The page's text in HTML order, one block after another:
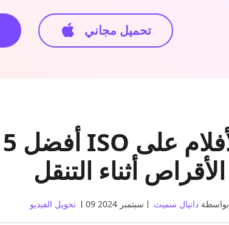
تحميل مجاني
الأقراص أثناء التنقل
بواسطة دانيال سميث 09 سبتمبر 2024 تحويل الفيديو